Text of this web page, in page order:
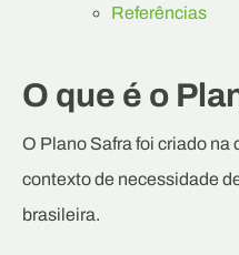
Referências
O que é o
O Plano Safra foi criado na
contexto de necessidade
brasileira.